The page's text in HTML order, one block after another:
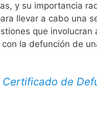
y su importancia
llevar a cabo una
que involucran
la defunción de
Certificado de